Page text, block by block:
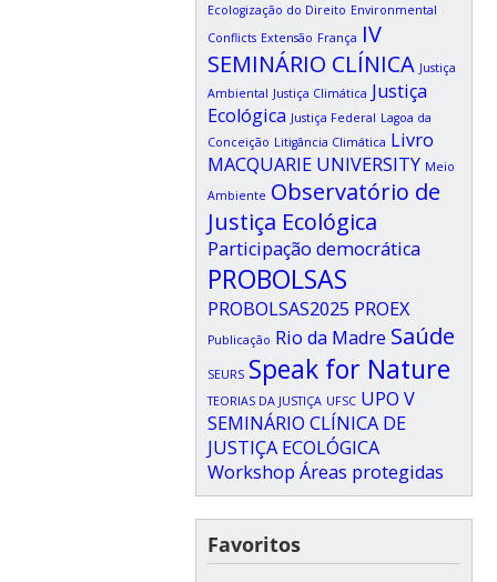
Ecologização do Direito Environmental
Conflicts Extensão França IV
SEMINÁRIO CLÍNICA Justiça
Ambiental Justiça Climática Justiça
Ecológica Justiça Federal Lagoa da
Conceição Litigância Climática Livro
MACQUARIE UNIVERSITY Meio
Ambiente Observatório de
Justiça Ecológica
Participação democrática
PROBOLSAS
PROBOLSAS2025 PROEX
Publicação Rio da Madre Saúde
SEURS Speak for Nature
TEORIAS DA JUSTIÇA UFSC UPO V
SEMINÁRIO CLÍNICA DE
JUSTIÇA ECOLÓGICA
Workshop Áreas protegidas
Favoritos